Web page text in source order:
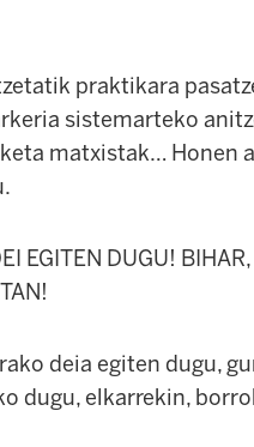
praktikara
sistemarteko
matxistak… Honen
EGITEN DUGU! BIHAR,
deia egiten dugu,
dugu, elkarrekin,